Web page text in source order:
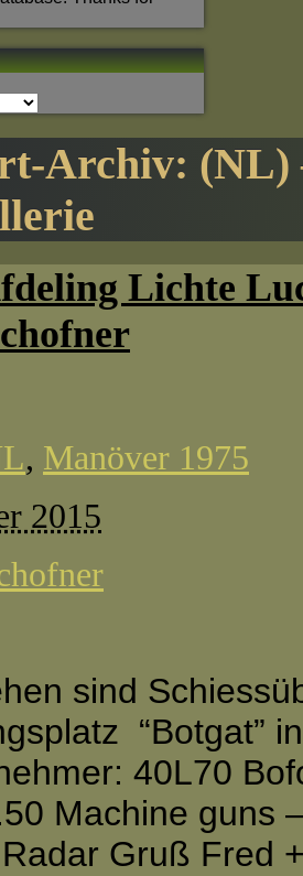
Archiv: (NL)
Lichte
, Manöver 1975
2015
sind
“Botgat”
40L70
Machine guns
Gruß Fred